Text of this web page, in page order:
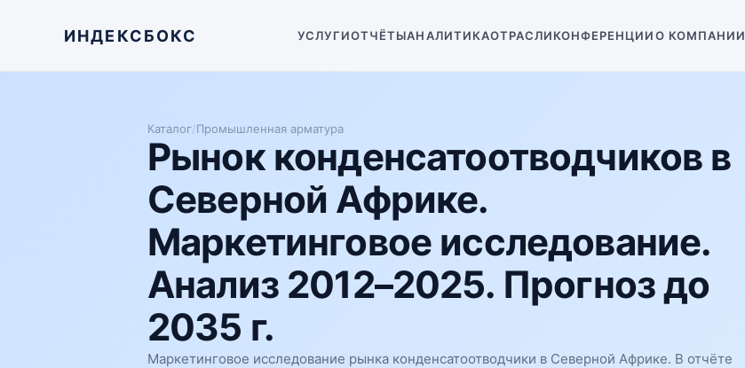
ИНДЕКСБОКС УСЛУГИОТЧЁТЫАНАЛИТИКАОТРАСЛИКОНФЕРЕНЦИИО КОМПАНИИ
Каталог/Промышленная арматура
Рынок конденсатоотводчиков в
Северной Африке.
Маркетинговое исследование.
Анализ 2012–2025. Прогноз до
2035 г.
Маркетинговое исследование рынка конденсатоотводчики в Северной Африке. В отчёте